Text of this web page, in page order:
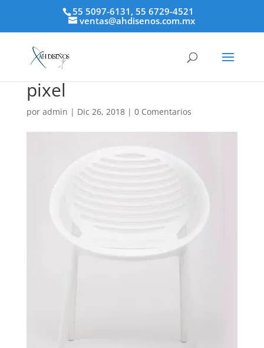
55 5097-6131, 55 6729-4521
ventas@ahdisenos.com.mx
pixel
por admin | Dic 26, 2018| 0 Comentarios